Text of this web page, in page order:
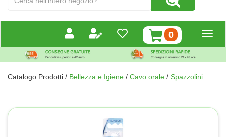
Prodotto
Cerca Prodotto
0prodotti
inseriti
Catalogo Prodotti / Bellezza e Igiene / Cavo orale / Spazzolini